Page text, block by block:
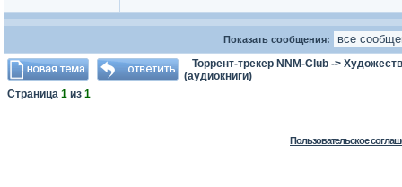
Показать сообщения:
Торрент-трекер NNM-Club ->
(аудиокниги)
Страница 1 из 1
Пользовательское